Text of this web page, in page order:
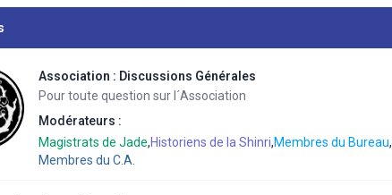
Association : Discussions Générales
Pour toute question sur l´Association
Modérateurs :
Magistrats de Jade,Historiens de la Shinri,Membres du Bureau,
Membres du C.A.